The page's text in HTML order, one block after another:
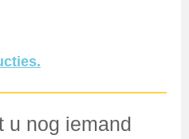
u nog iemand